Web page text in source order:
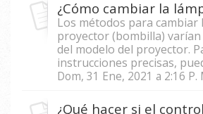
Los métodos para cambiar
proyector (bombilla)
del modelo del proyector.
instrucciones precisas,
Dom, 31 Ene, 2021 a 2:16 P.